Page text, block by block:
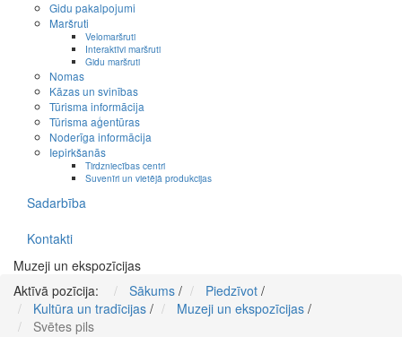
Gidu pakalpojumi
Maršruti
Velomaršruti
Interaktīvi maršruti
Gidu maršruti
Nomas
Kāzas un svinības
Tūrisma informācija
Tūrisma aģentūras
Noderīga informācija
Iepirkšanās
Tirdzniecības centri
Suvenīri un vietējā produkcijas
Sadarbība
Kontakti
Muzeji un ekspozīcijas
Aktīvā pozīcija:
Sākums / Piedzīvot /
Kultūra un tradīcijas / Muzeji un ekspozīcijas /
Svētes pils